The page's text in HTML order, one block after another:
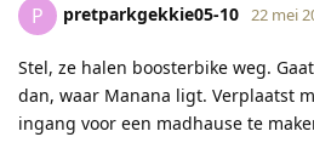
P pretparkgekkie05-10 22 mei
Stel, ze halen boosterbike weg.
dan, waar Manana ligt. Verplaatst
ingang voor een madhause te